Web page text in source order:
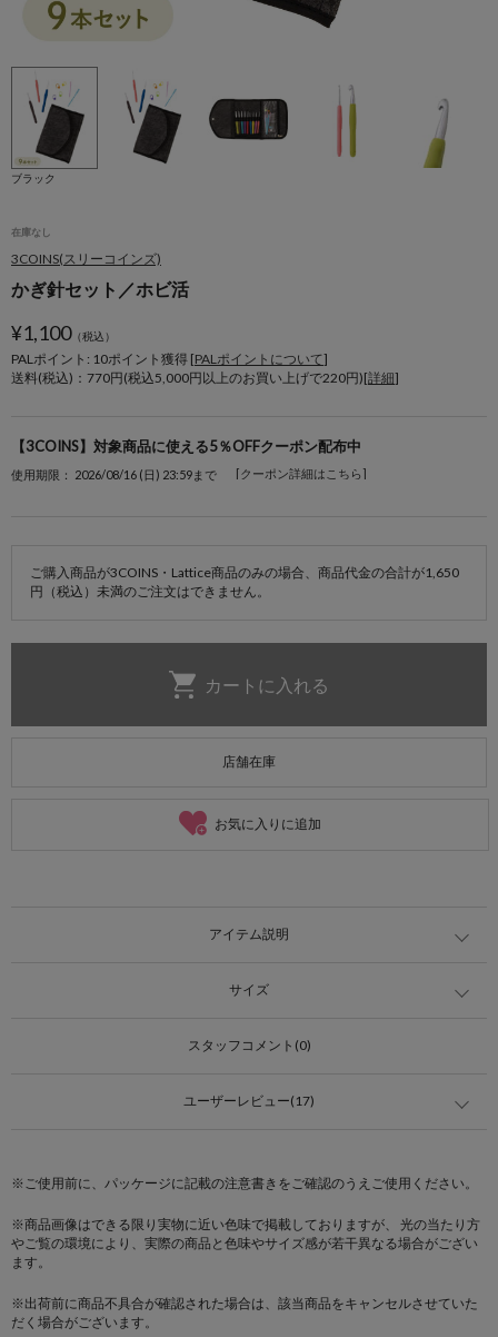
ブラック
在庫なし
3COINS(スリーコインズ)
かぎ針セット／ホビ活
¥1,100（税込）
PALポイント: 10ポイント獲得 [PALポイントについて]
送料(税込)：770円(税込5,000円以上のお買い上げで220円)[詳細]
【3COINS】対象商品に使える5％OFFクーポン配布中
使用期限： 2026/08/16 (日) 23:59まで [クーポン詳細はこちら]
ご購入商品が3COINS・Lattice商品のみの場合、商品代金の合計が1,650
円（税込）未満のご注文はできません。
店舗在庫
お気に入りに追加
アイテム説明
サイズ
スタッフコメント(0)
ユーザーレビュー(17)
※ご使用前に、パッケージに記載の注意書きをご確認のうえご使用ください。
※商品画像はできる限り実物に近い色味で掲載しておりますが、 光の当たり方
やご覧の環境により、実際の商品と色味やサイズ感が若干異なる場合がござい
ます。
※出荷前に商品不具合が確認された場合は、該当商品をキャンセルさせていた
だく場合がございます。